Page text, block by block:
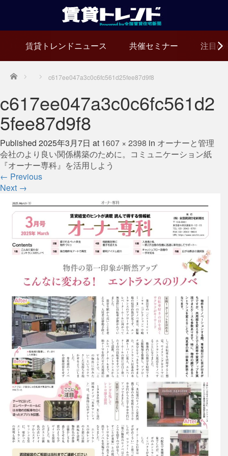
賃貸トレンドニュース 共催セミナー 注目の
Home c617ee047a3c0c6fc561d25fee87d9f8
c617ee047a3c0c6fc561d2
5fee87d9f8
Published 2025年3月7日 at 1607 × 2398 in オーナーと管理
会社のより良い関係構築のために。コミュニケーション紙
『オーナー専科』を活用しよう
← Previous
Next →